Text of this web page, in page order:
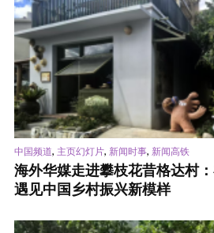
中国频道, 主页幻灯片, 新闻时事, 新闻高铁
海外华媒走进攀枝花昔格达村
遇见中国乡村振兴新模样